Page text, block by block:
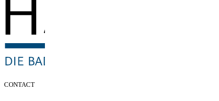
CONTACT